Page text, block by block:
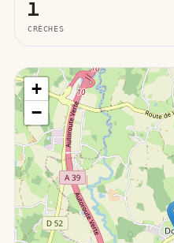
1
CRÈCHES
+
−